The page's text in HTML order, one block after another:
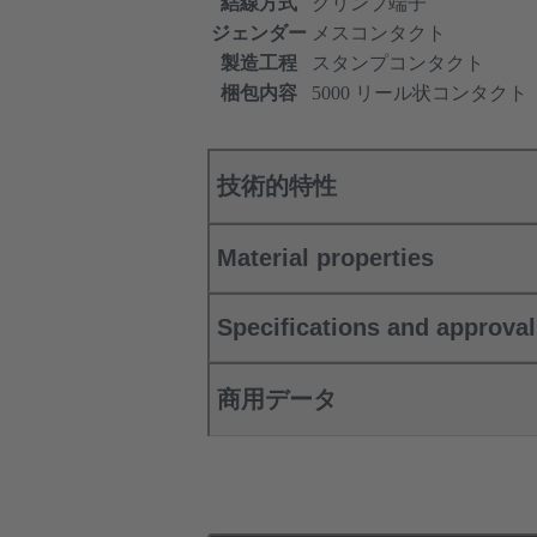
ジェンダー メスコンタクト
製造工程
スタンプコンタクト
梱包内容
5000 リール状コンタクト
技術的特性
Material properties
Specifications and
商用データ